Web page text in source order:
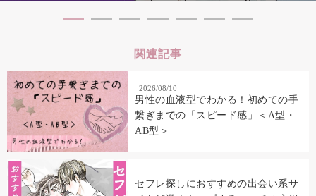
関連記事
2026/08/10
男性の血液型でわかる！初めての手
繋ぎまでの「スピード感」＜A型・
AB型＞
セフレ探しにおすすめの出会い系サ